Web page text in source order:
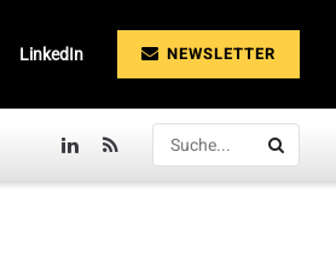
LinkedIn NEWSLETTER